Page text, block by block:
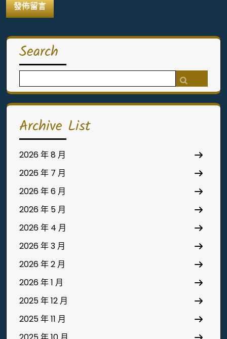
Search
for:
Archive List
2026 年 8 月
2026 年 7 月
2026 年 6 月
2026 年 5 月
2026 年 4 月
2026 年 3 月
2026 年 2 月
2026 年 1 月
2025 年 12 月
2025 年 11 月